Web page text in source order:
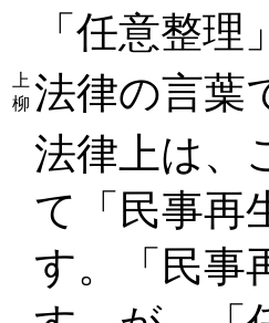
「任意整
上
柳 法律の言葉
法律上は、
て「民事再
す。「民事